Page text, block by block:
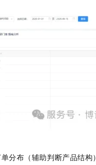
布（辅助判断产品结构）